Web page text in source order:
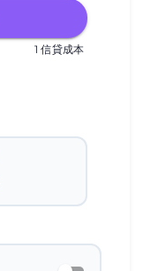
1 信貸成本